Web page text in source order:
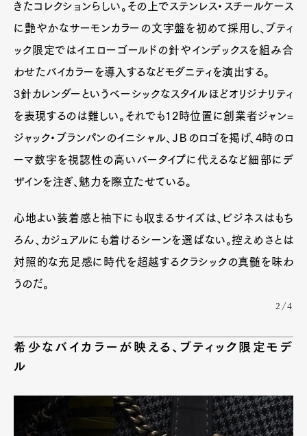
きたコレクションらしい。その上でステンレス・スチールケース
に艶やかなサーモンカラーの文字盤を初めて採用し、ブティ
ック限定ではイエローゴールドの針やインデックスを組み合
わせたバイカラーを導入するなどモダニティを演出する。
3針カレンダーというベーシックなスタイルほどオリジナリティ
を表現するのは難しい。それでも12時位置に創業者ジャン=
ジャック・ブランパンのイニシャル、ＪＢのロゴを掲げ、4時のロ
ーマ数字を視認性の高いバータイプに代えるなど細部にデ
ザインを注ぎ、魅力を際立たせている。
心地よい装着感と袖下にも収まるサイズは、ビジネスはもち
ろん、カジュアルにも着けるシーンを選ばない。控えめさとは
対照的な充足感に時代を超越するクラシックの真髄を味わ
うのだ。
2/4
希少なバイカラーが映える、ブティック限定モデ
ル